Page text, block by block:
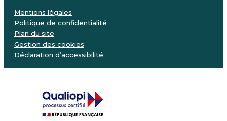
Mentions légales
Politique de confidentialité
Plan du site
Gestion des cookies
Déclaration d’accessibilité